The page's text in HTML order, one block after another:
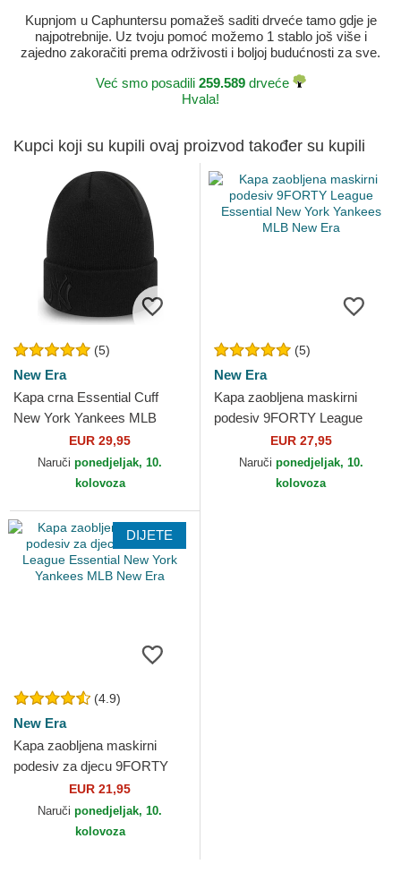
Kupnjom u Caphuntersu pomažeš saditi drveće tamo gdje je
najpotrebnije. Uz tvoju pomoć možemo 1 stablo još više i
zajedno zakoračiti prema održivosti i boljoj budućnosti za sve.
Već smo posadili 259.589drveće
Hvala!
Kupci koji su kupili ovaj proizvod također su kupili
(5)
New Era
Kapa crna Essential Cuff
New York Yankees MLB
EUR 29,95
Naruči ponedjeljak, 10.
kolovoza
(5)
New Era
Kapa zaobljena maskirni
podesiv 9FORTY League
Essential New York Yankees
MLB New Era
EUR 27,95
Naruči ponedjeljak, 10.
kolovoza
DIJETE
(4.9)
New Era
Kapa zaobljena maskirni
podesiv za djecu 9FORTY
League Essential New York
Yankees MLB New Era
EUR 21,95
Naruči ponedjeljak, 10.
kolovoza